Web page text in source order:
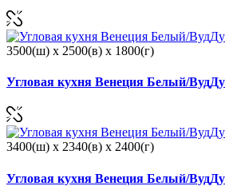
3500(ш) x 2500(в) x 1800(г)
Угловая кухня Венеция Белый/
3400(ш) x 2340(в) x 2400(г)
Угловая кухня Венеция Белый/